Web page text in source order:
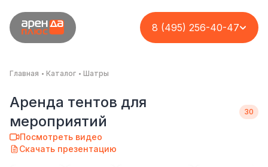
8 (495) 256-40-47
Главная Каталог Шатры
Аренда тентов для
мероприятий
Посмотреть видео
Скачать презентацию